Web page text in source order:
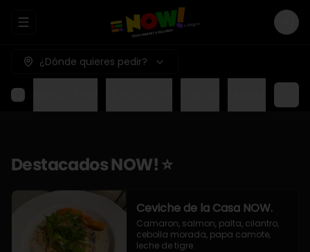
Abrir menu de navegación Login
¿Dónde quieres pedir?
Destacados NOW! ⭐
Ceviche de la Casa NOW.
Camaron, salmon, palta, cilantro,
cebolla morada, papa camote,
leche de tigre.